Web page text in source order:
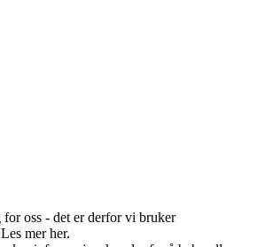
oss - det er derfor vi bruker
mer her.